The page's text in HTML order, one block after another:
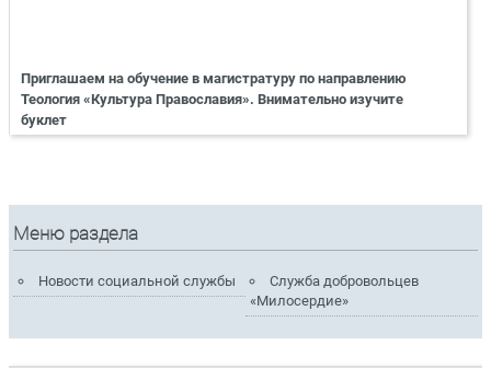
Приглашаем на обучение в магистратуру по направлению
Теология «Культура Православия». Внимательно изучите
буклет
Меню раздела
Новости социальной службы
Служба добровольцев
«Милосердие»